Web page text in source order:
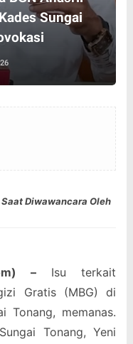
Sungai
Diwawancara Oleh
– Isu terkait
Gratis (MBG) di
Tonang, memanas.
Tonang, Yeni